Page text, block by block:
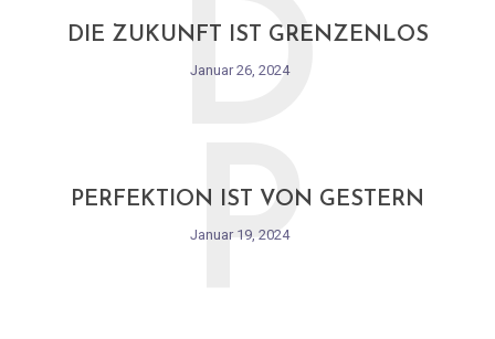
DIE ZUKUNFT IST GRENZENLOS
Januar 26, 2024
D
PERFEKTION IST VON GESTERN
Januar 19, 2024
P